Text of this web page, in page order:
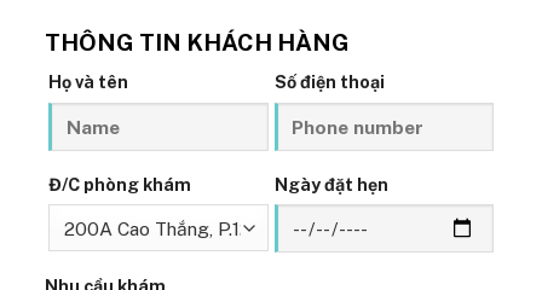
THÔNG TIN KHÁCH HÀNG
Họ và tên Số điện thoại
Đ/C phòng khám Ngày đặt hẹn
Nhu cầu khám